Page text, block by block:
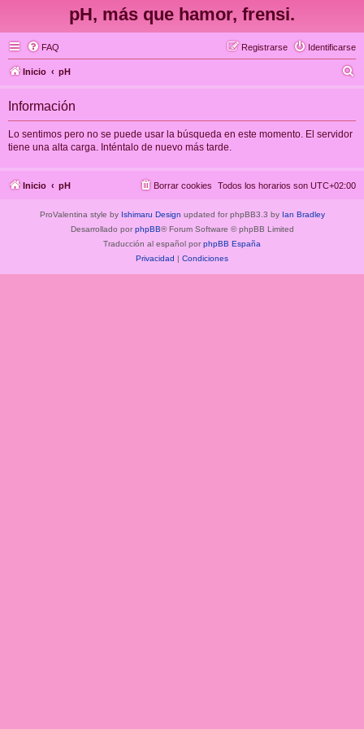
pH, más que hamor, frensi.
FAQ Identificarse
Registrarse
Inicio pH
Información
Lo sentimos pero no se puede usar la búsqueda en este momento. El servidor
tiene una alta carga. Inténtalo de nuevo más tarde.
Inicio pH Todos los horarios son UTC+02:00
Borrar cookies
ProValentina style by Ishimaru Design updated for phpBB3.3 by Ian Bradley
Desarrollado por phpBB® Forum Software © phpBB Limited
Traducción al español por phpBB España
Privacidad | Condiciones